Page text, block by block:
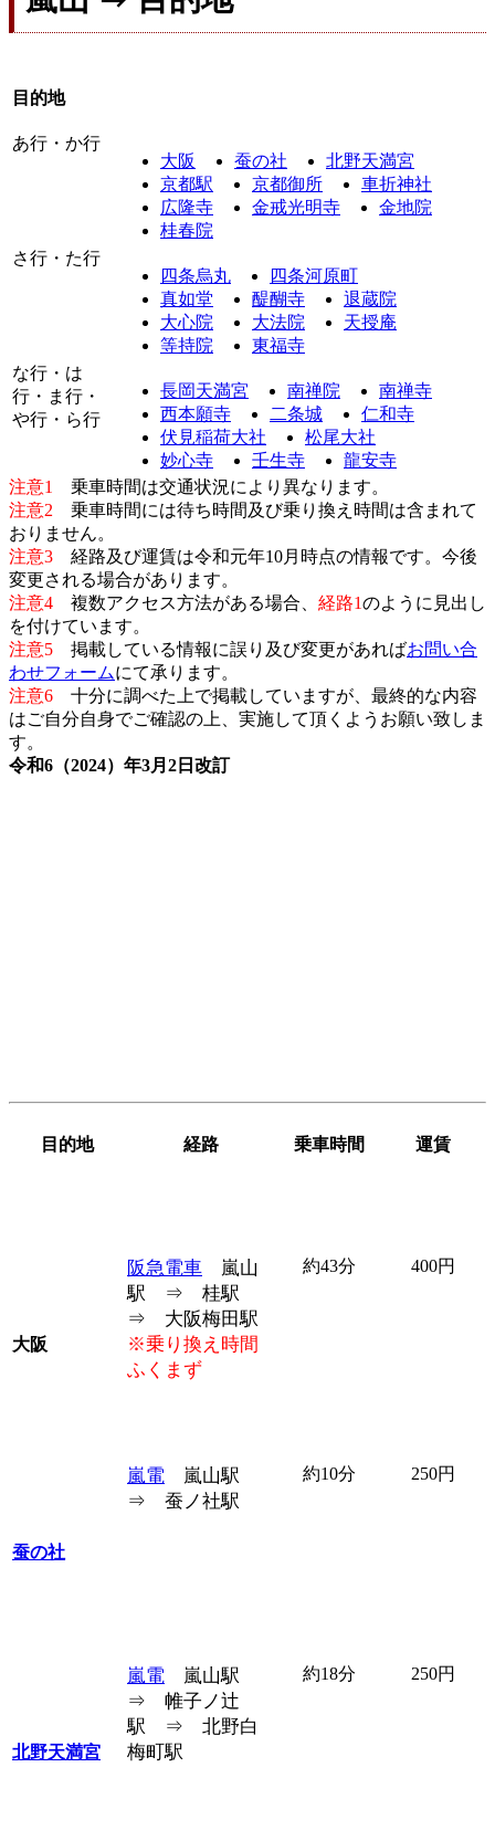
目的地
あ行・か行
大阪
蚕の社
北野天満宮
京都駅
京都御所
車折神社
広隆寺
金戒光明寺
金地院
桂春院
さ行・た行
四条烏丸
四条河原町
真如堂
醍醐寺
退蔵院
大心院
大法院
天授庵
等持院
東福寺
な行・は
行・ま行・
や行・ら行
長岡天満宮 南禅院
南禅寺
西本願寺
二条城
仁和寺
伏見稲荷大社
松尾大社
妙心寺
壬生寺
龍安寺
注意1
乗車時間は交通状況により異なります。
注意2 乗車時間には待ち時間及び乗り換え時間は含まれて
おりません。
注意3 経路及び運賃は令和元年10月時点の情報です。今後
変更される場合があります。
注意4 複数アクセス方法がある場合、 経路1のように見出し
を付けています。
注意5 掲載している情報に誤り及び変更があればお問い合
わせフォームにて承ります。
注意6 十分に調べた上で掲載していますが、最終的な内容
はご自分自身でご確認の上、実施して頂くようお願い致しま
す。
令和6（2024）年3月2日改訂
目的地 経路 乗車時間 運賃
大阪
阪急電車 嵐山
駅 ⇒ 桂駅
⇒ 大阪梅田駅
※乗り換え時間
ふくまず
約43分 400円
蚕の社
嵐電 嵐山駅
⇒ 蚕ノ社駅
約10分 250円
北野天満宮
嵐電 嵐山駅
⇒ 帷子ノ辻
駅 ⇒ 北野白
梅町駅
約18分 250円